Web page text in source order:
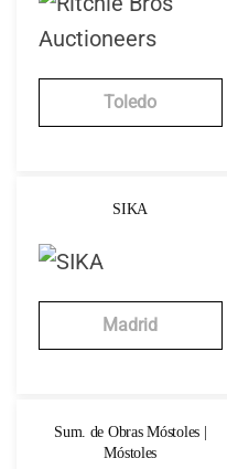
Toledo
SIKA
Madrid
Sum. de Obras Móstoles |
Móstoles